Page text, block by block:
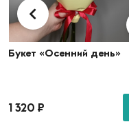
Букет «Осенний день»
1 320₽